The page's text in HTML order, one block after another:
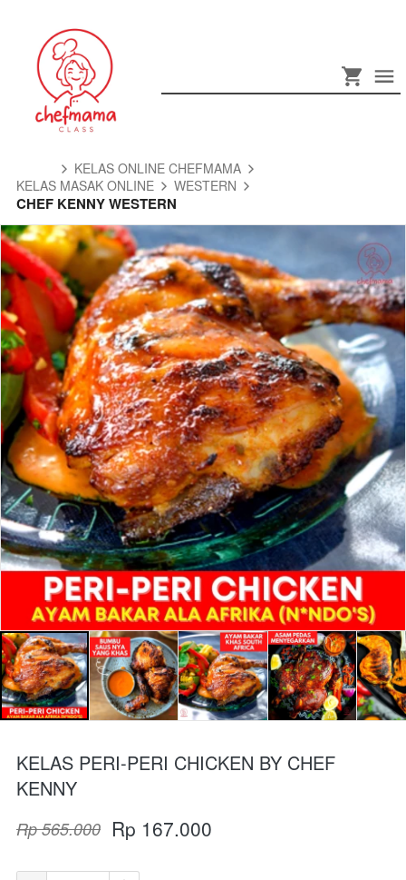
KELAS ONLINE CHEFMAMA
KELAS MASAK ONLINE
WESTERN
CHEF KENNY WESTERN
KELAS PERI-PERI CHICKEN BY CHEF
KENNY
Rp 565.000 Rp 167.000